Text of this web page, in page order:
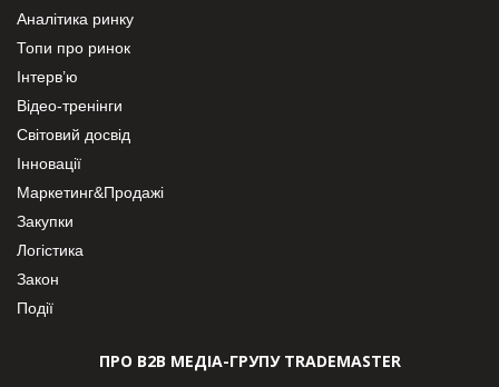
Аналітика ринку
Топи про ринок
Інтерв’ю
Відео-тренінги
Світовий досвід
Інновації
Маркетинг&Продажі
Закупки
Логістика
Закон
Події
ПРО В2В МЕДІА-ГРУПУ TRADEMASTER